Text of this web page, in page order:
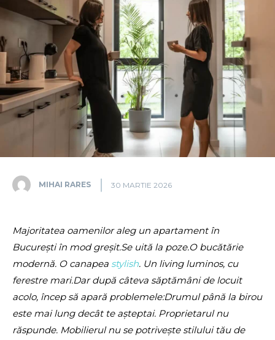
MIHAI RARES 30 MARTIE 2026
Majoritatea oamenilor aleg un apartament în
București în mod greșit.Se uită la poze.O bucătărie
modernă. O canapea stylish. Un living luminos, cu
ferestre mari.Dar după câteva săptămâni de locuit
acolo, încep să apară problemele:Drumul până la birou
este mai lung decât te așteptai. Proprietarul nu
răspunde. Mobilierul nu se potrivește stilului tău de